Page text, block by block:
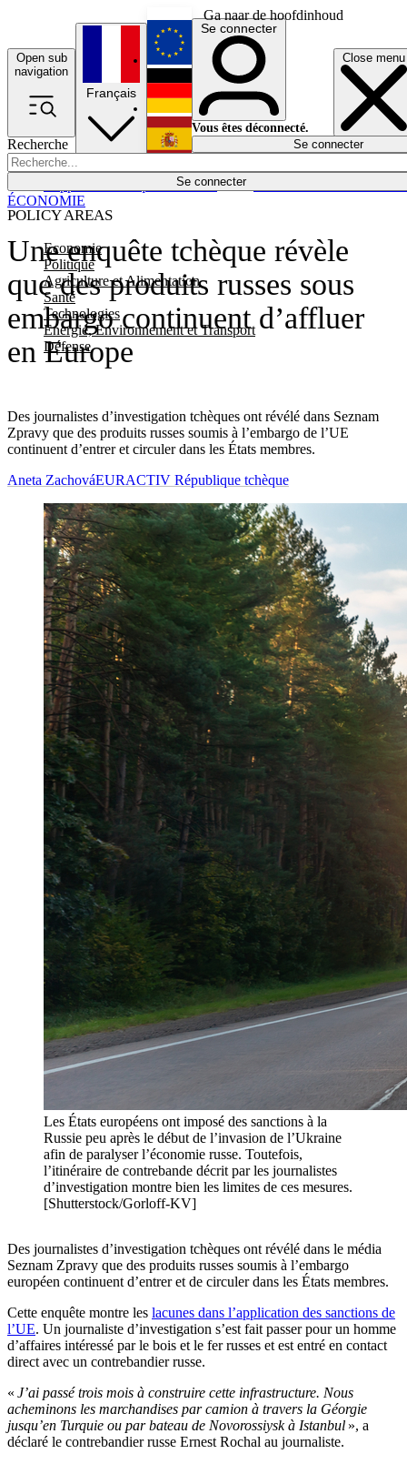
Ga naar de hoofdinhoud
Open sub
navigation
Close menu
Recherche
Se connecter
POLICY AREAS
Economie
Politique
Agriculture et Alimentation
Santé
Technologies
Energie, Environnement et Transport
Défense
Économie
Français
English
Deutsch
Español
Se connecter
Vous êtes déconnecté.
Se connecter
Une enquête tchèque révèle
que des produits russes sous
embargo continuent d’affluer
en Europe
Des journalistes d’investigation tchèques ont révélé dans Seznam
Zpravy que des produits russes soumis à l’embargo de l’UE
continuent d’entrer et circuler dans les États membres.
ÉCONOMIE
Aneta ZachováEURACTIV République tchèque
Les États européens ont imposé des sanctions à la
Russie peu après le début de l’invasion de l’Ukraine
afin de paralyser l’économie russe. Toutefois,
l’itinéraire de contrebande décrit par les journalistes
d’investigation montre bien les limites de ces mesures.
[Shutterstock/Gorloff-KV]
Des journalistes d’investigation tchèques ont révélé dans le média
Seznam Zpravy que des produits russes soumis à l’embargo
européen continuent d’entrer et de circuler dans les États membres.
Cette enquête montre les lacunes dans l’application des sanctions de
l’UE. Un journaliste d’investigation s’est fait passer pour un homme
d’affaires intéressé par le bois et le fer russes et est entré en contact
direct avec un contrebandier russe.
« J’ai passé trois mois à construire cette infrastructure. Nous
acheminons les marchandises par camion à travers la Géorgie
jusqu’en Turquie ou par bateau de Novorossiysk à Istanbul », a
déclaré le contrebandier russe Ernest Rochal au journaliste.